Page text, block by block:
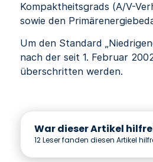
Kompaktheitsgrads (A/V-
sowie den
Um den Standard
nach der seit 1. Februar
überschritten werden.
War dieser Artikel
12Leser fanden diesen Artikel